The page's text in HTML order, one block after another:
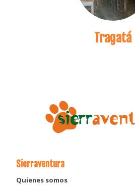
Tragatá
Sierraventura
Quienes somos